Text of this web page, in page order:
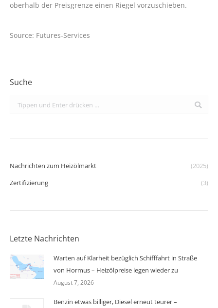
oberhalb der Preisgrenze einen Riegel vorzuschieben.
Source: Futures-Services
Suche
Search:
Nachrichten zum Heizölmarkt
(2025)
Zertifizierung
(3)
Letzte Nachrichten
Warten auf Klarheit bezüglich Schifffahrt in Straße
von Hormus – Heizölpreise legen wieder zu
August 7, 2026
Benzin etwas billiger, Diesel erneut teurer –